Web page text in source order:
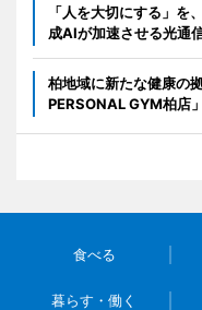
「人を大切にする」を
成AIが加速させる光通
柏地域に新たな健康の
PERSONAL GYM柏店
食べる
暮らす・働く